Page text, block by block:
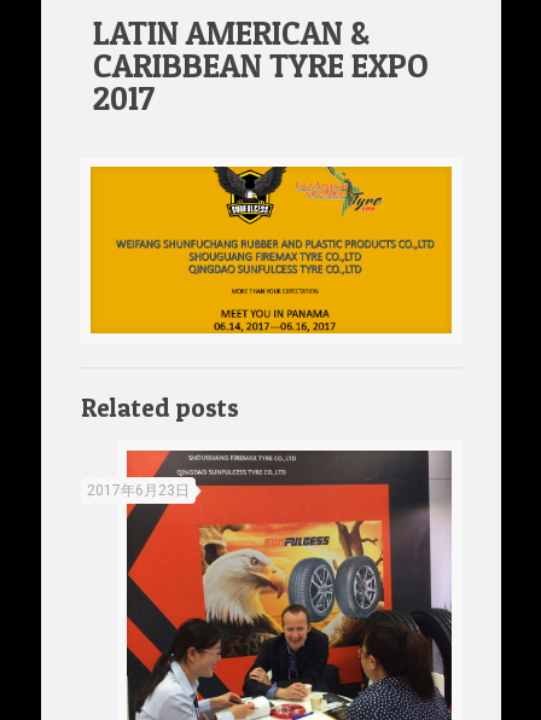
LATIN AMERICAN &
CARIBBEAN TYRE EXPO
2017
Related posts
2017年6月23日